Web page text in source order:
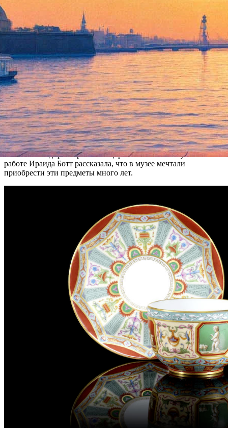
Государственный музей-заповедник «Царское Село» приобрел
чашку и блюдце — предметы знаменитого Рафаэлевского
сервиза, которые продавались на неделе «Русских торгов» в
Лондоне. О том, что эти уникальные вещи были выставлены
на продажу,ранее сообщала«Фонтанка».
Выкупить на престижном аукционе Bonhams раритеты из
самого значительного парадного сервиза конца XIX — начала
ХХ века музею помог его Клуб друзей. Стоимость
фарфоровой чайной пары составила около шести тысяч
фунтов стерлингов.
Заместитель директора ГМЗ «Царское Село» по научной
работе Ираида Ботт рассказала, что в музее мечтали
приобрести эти предметы много лет.